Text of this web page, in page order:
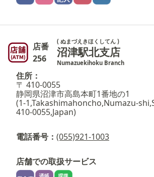
店番
256
( ぬまづえきほくしてん )
沼津駅北支店
Numazuekihoku Branch
住所：
〒 410-0055
静岡県沼津市高島本町1番地の1
(1-1,Takashimahoncho,Numazu-
410-0055,Japan)
電話番号： (055)921-1003
店舗での取扱サービス